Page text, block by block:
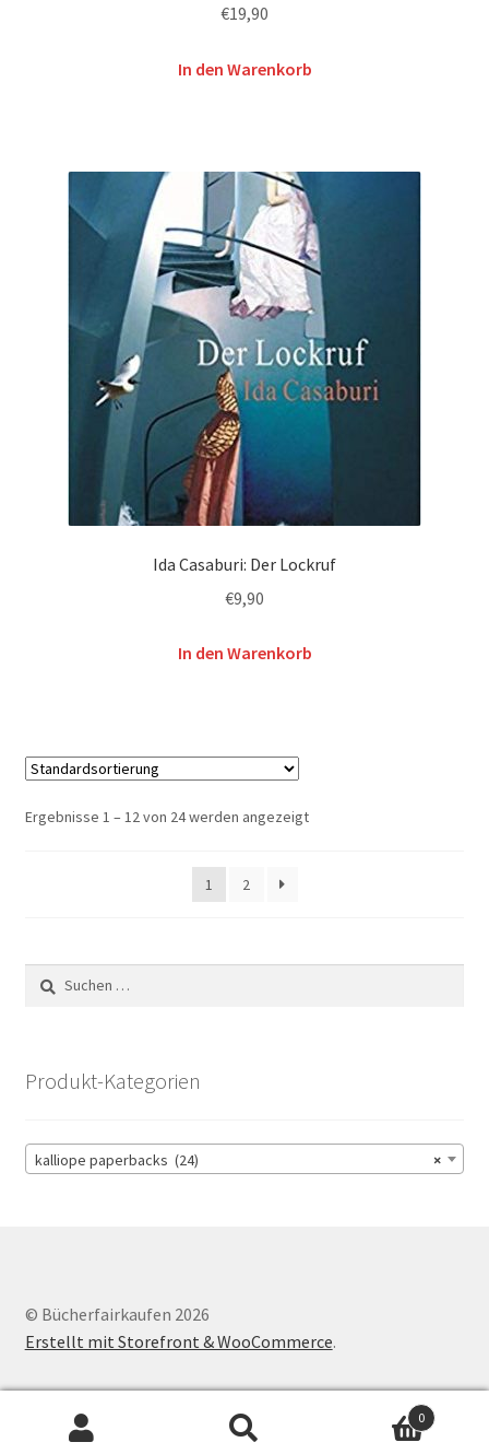
€19,90
In den Warenkorb
Ida Casaburi: Der Lockruf
€9,90
In den Warenkorb
Ergebnisse 1 – 12 von 24 werden angezeigt
1 2
nach:
Produkt-Kategorien
×
kalliope paperbacks (24)
© Bücherfairkaufen 2026
Erstellt mit Storefront & WooCommerce.
0